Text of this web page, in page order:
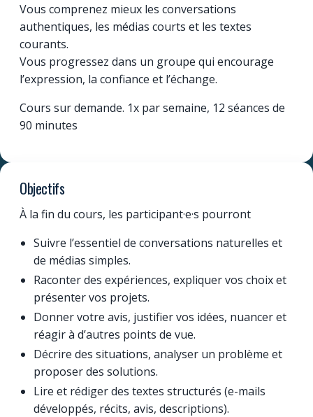
Vous comprenez mieux les conversations
authentiques, les médias courts et les textes
courants.
Vous progressez dans un groupe qui encourage
l’expression, la confiance et l’échange.
Cours sur demande. 1x par semaine, 12 séances de
90 minutes
Objectifs
À la fin du cours, les participant·e·s pourront
Suivre l’essentiel de conversations naturelles et
de médias simples.
Raconter des expériences, expliquer vos choix et
présenter vos projets.
Donner votre avis, justifier vos idées, nuancer et
réagir à d’autres points de vue.
Décrire des situations, analyser un problème et
proposer des solutions.
Lire et rédiger des textes structurés (e-mails
développés, récits, avis, descriptions).